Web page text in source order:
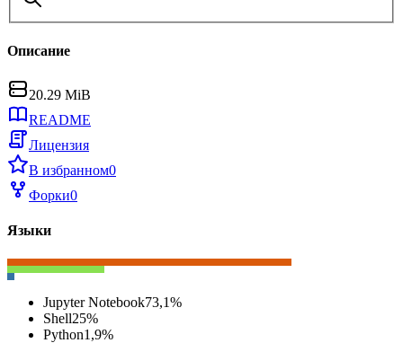
Описание
20.29 MiB
README
Лицензия
В избранном0
Форки0
Языки
Jupyter Notebook73,1%
Shell25%
Python1,9%